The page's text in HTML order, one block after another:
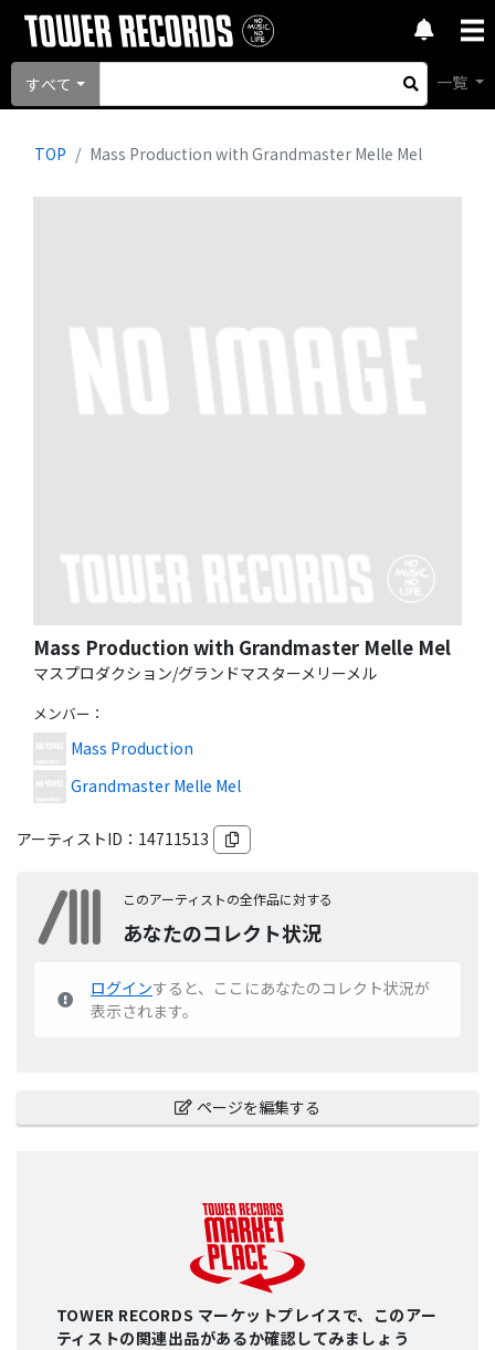
すべて 一覧
TOP Mass Production with Grandmaster Melle Mel
Mass Production with Grandmaster Melle Mel
マスプロダクション/グランドマスターメリーメル
メンバー ：
Mass Production
Grandmaster Melle Mel
アーティストID： 14711513
このアーティストの全作品に対する
あなたのコレクト状況
ログインすると、ここにあなたのコレクト状況が
表示されます。
ページを編集する
TOWER RECORDS マーケットプレイスで、このアー
ティストの関連出品があるか確認してみましょう